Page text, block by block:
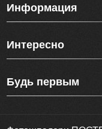
Информация
Интересно
Будь первым